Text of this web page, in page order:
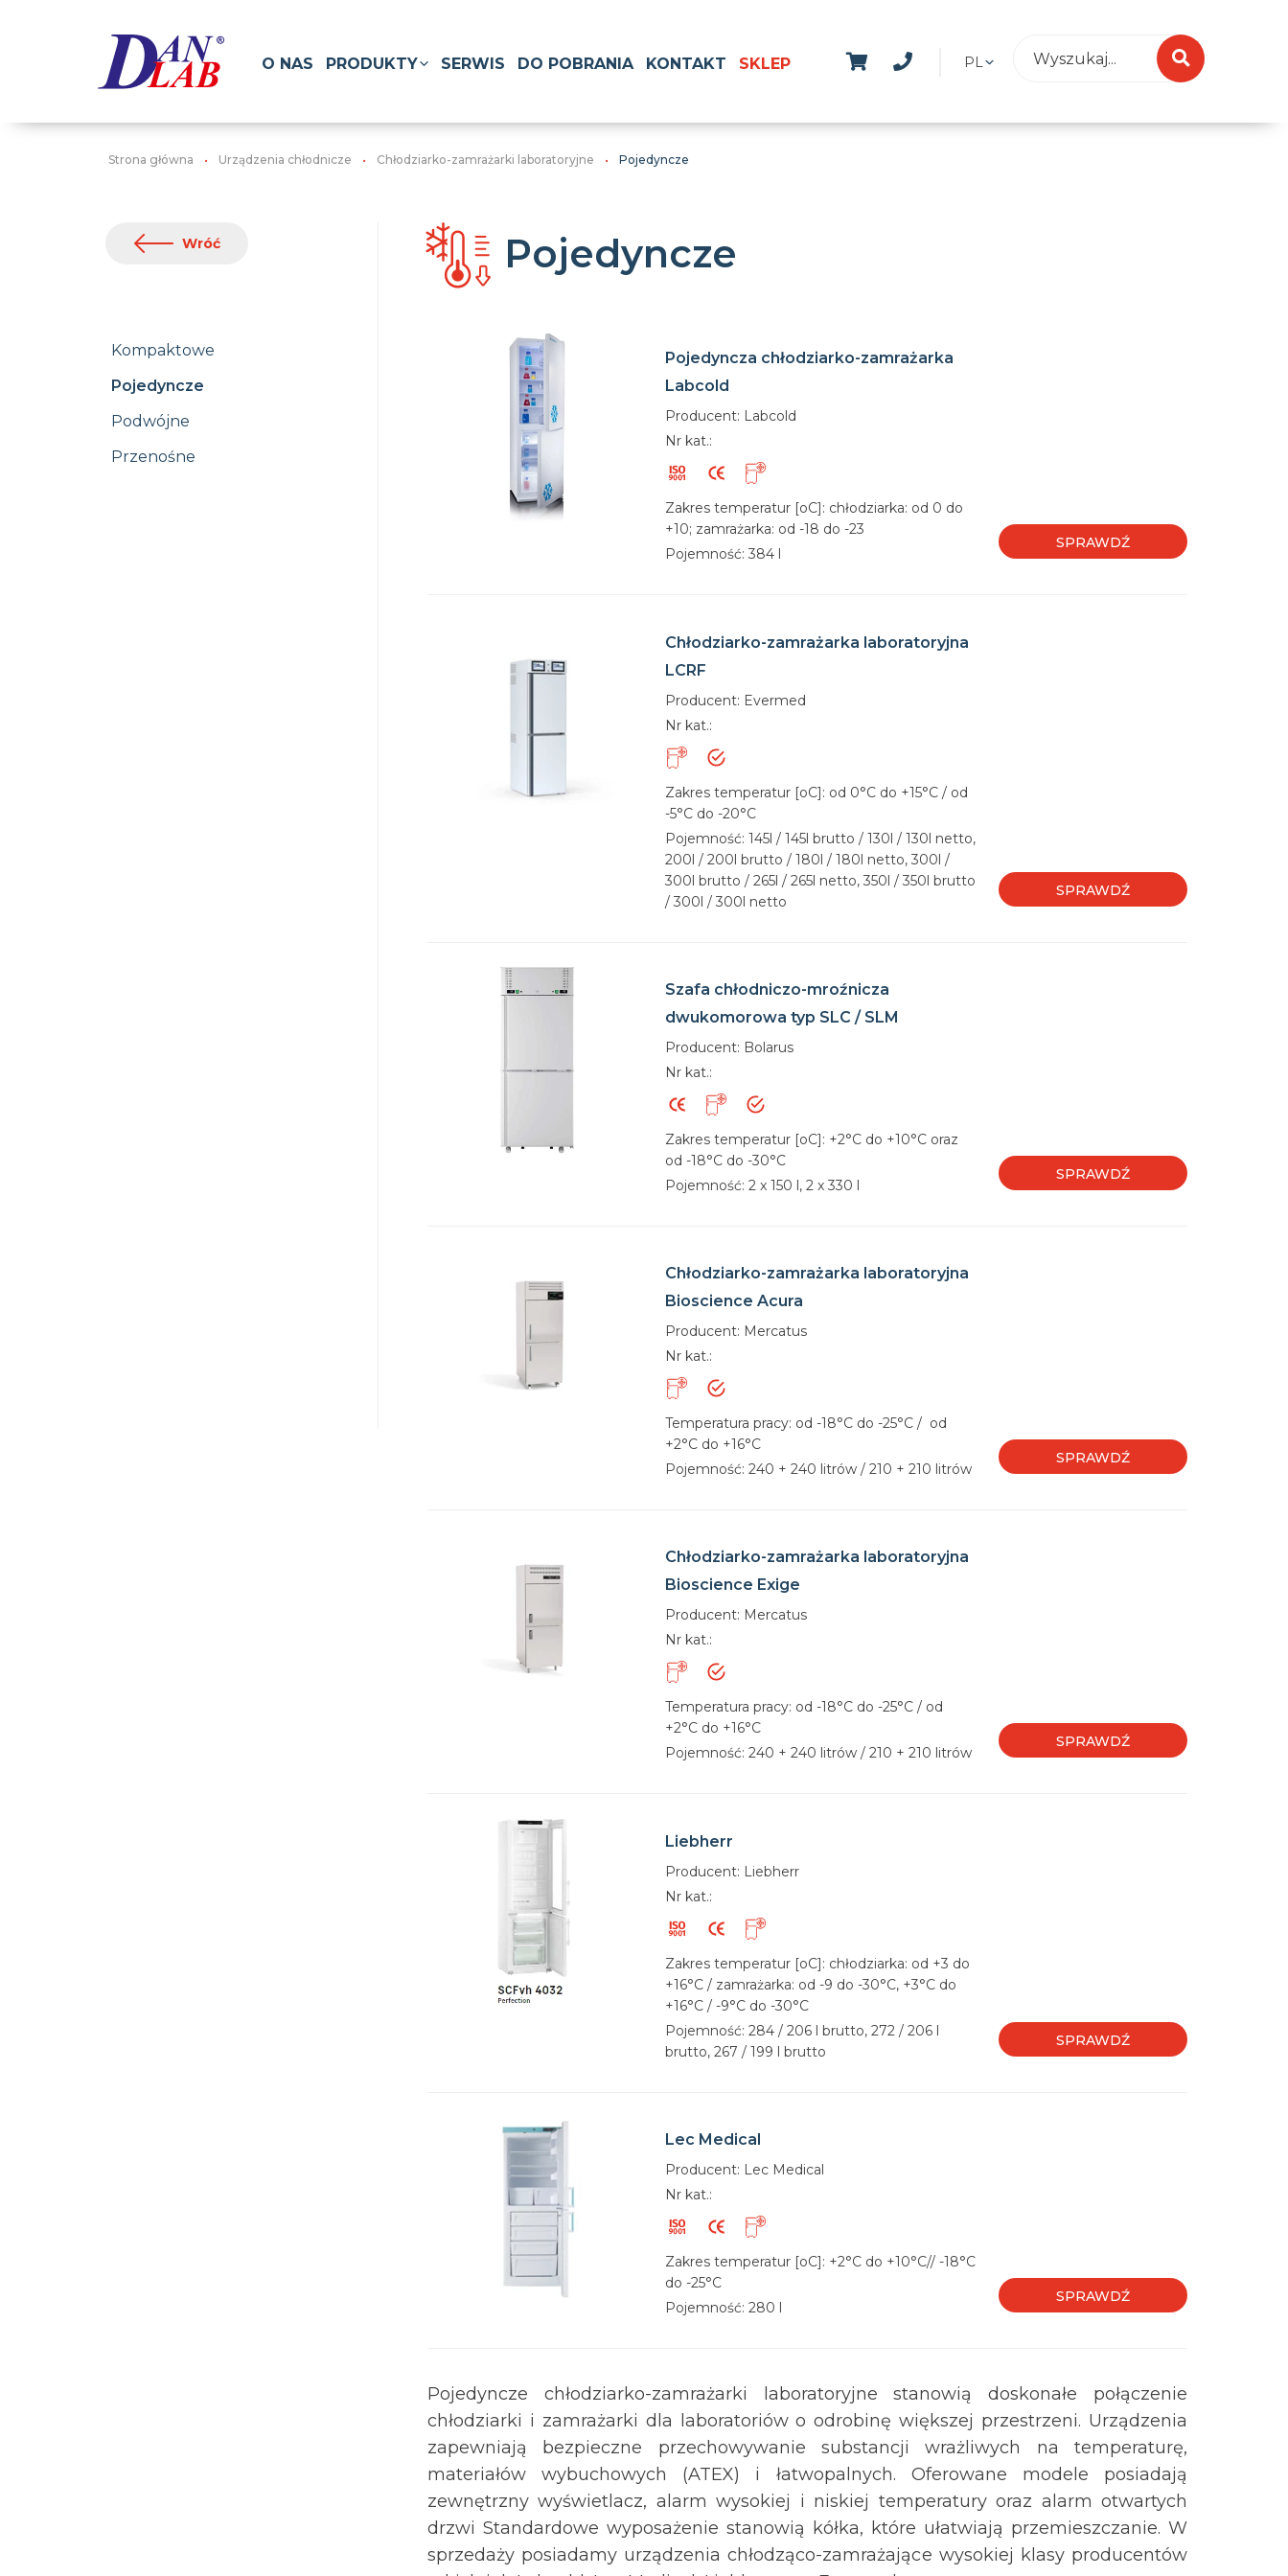
PL
O NAS PRODUKTY SERWIS DO POBRANIA KONTAKT SKLEP
Strona główna Urządzenia chłodnicze Chłodziarko-zamrażarki laboratoryjne Pojedyncze
Wróć
Kompaktowe
Pojedyncze
Podwójne
Przenośne
Pojedyncze
Pojedyncza chłodziarko-zamrażarka
Labcold
Producent: Labcold
Nr kat.:
Zakres temperatur [oC]: chłodziarka: od 0 do
+10; zamrażarka: od -18 do -23
Pojemność: 384 l
SPRAWDŹ
Chłodziarko-zamrażarka laboratoryjna
LCRF
Producent: Evermed
Nr kat.:
Zakres temperatur [oC]: od 0°C do +15°C / od
-5°C do -20°C
Pojemność: 145l / 145l brutto / 130l / 130l netto,
200l / 200l brutto / 180l / 180l netto, 300l /
300l brutto / 265l / 265l netto, 350l / 350l brutto
/ 300l / 300l netto
SPRAWDŹ
Szafa chłodniczo-mroźnicza
dwukomorowa typ SLC / SLM
Producent: Bolarus
Nr kat.:
Zakres temperatur [oC]: +2°C do +10°C oraz
od -18°C do -30°C
Pojemność: 2 x 150 l, 2 x 330 l
SPRAWDŹ
Chłodziarko-zamrażarka laboratoryjna
Bioscience Acura
Producent: Mercatus
Nr kat.:
Temperatura pracy: od -18°C do -25°C / od
+2°C do +16°C
Pojemność: 240 + 240 litrów / 210 + 210 litrów
SPRAWDŹ
Chłodziarko-zamrażarka laboratoryjna
Bioscience Exige
Producent: Mercatus
Nr kat.:
Temperatura pracy: od -18°C do -25°C / od
+2°C do +16°C
Pojemność: 240 + 240 litrów / 210 + 210 litrów
SPRAWDŹ
Liebherr
Producent: Liebherr
Nr kat.:
Zakres temperatur [oC]: chłodziarka: od +3 do
+16°C / zamrażarka: od -9 do -30°C, +3°C do
+16°C / -9°C do -30°C
Pojemność: 284 / 206 l brutto, 272 / 206 l
brutto, 267 / 199 l brutto
SPRAWDŹ
Lec Medical
Producent: Lec Medical
Nr kat.:
Zakres temperatur [oC]: +2°C do +10°C// -18°C
do -25°C
Pojemność: 280 l
SPRAWDŹ
Pojedyncze chłodziarko-zamrażarki laboratoryjne stanowią doskonałe połączenie
chłodziarki i zamrażarki dla laboratoriów o odrobinę większej przestrzeni. Urządzenia
zapewniają bezpieczne przechowywanie substancji wrażliwych na temperaturę,
materiałów wybuchowych (ATEX) i łatwopalnych. Oferowane modele posiadają
zewnętrzny wyświetlacz, alarm wysokiej i niskiej temperatury oraz alarm otwartych
drzwi Standardowe wyposażenie stanowią kółka, które ułatwiają przemieszczanie. W
sprzedaży posiadamy urządzenia chłodząco-zamrażające wysokiej klasy producentów